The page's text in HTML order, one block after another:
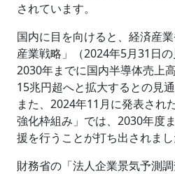
されています。
国内に目を向けると、経済産
産業戦略」（2024年5月31日の
2030年までに国内半導体売上
15兆円超へと拡大するとの見
また、2024年11月に発表され
強化枠組み」では、2030年度
援を行うことが打ち出されまし
財務省の「法人企業景気予測